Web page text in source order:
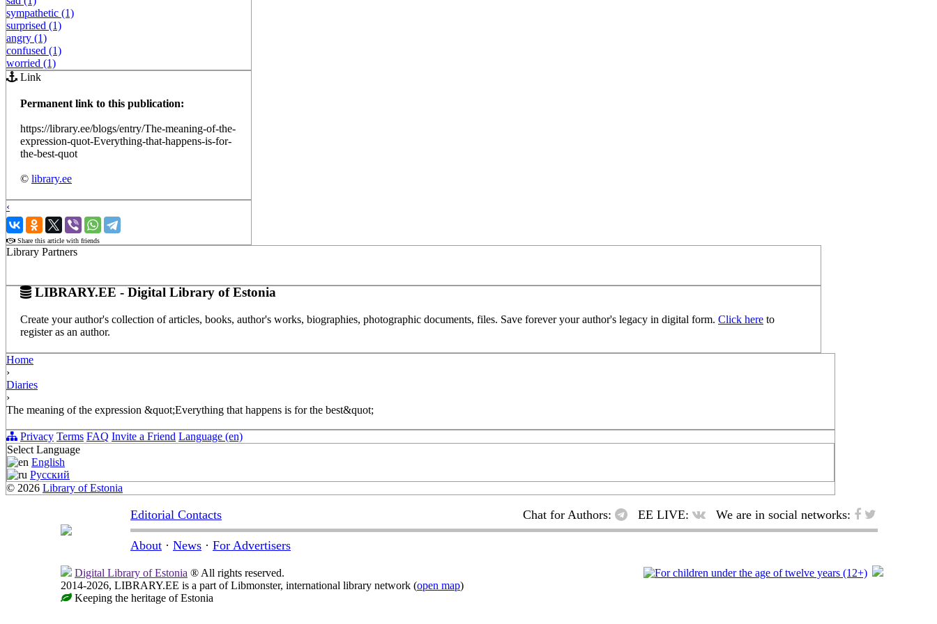
sympathetic (1)
surprised (1)
angry (1)
confused (1)
worried (1)
Link
Permanent link to this publication:
https://library.ee/blogs/entry/The-meaning-of-the-
expression-quot-Everything-that-happens-is-for-
the-best-quot
© library.ee
‹
›
Share this article with friends
Library Partners
LIBRARY.EE - Digital Library of Estonia
Create your author's collection of articles, books, author's works, biographies, photographic documents, files. Save forever your author's legacy in digital form. Click here to
register as an author.
Home
›
Diaries
›
The meaning of the expression &quot;Everything that happens is for the best&quot;
Privacy Terms FAQ Invite a Friend Language (en)
Select Language
English
Русский
© 2026 Library of Estonia
Editorial Contacts Chat for Authors: EE LIVE: We are in social networks:
About · News · For Advertisers
Digital Library of Estonia ® All rights reserved.
2014-2026, LIBRARY.EE is a part of Libmonster, international library network (open map)
Keeping the heritage of Estonia